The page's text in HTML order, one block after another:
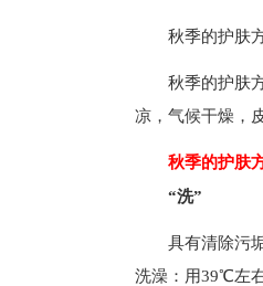
秋季的护肤
秋季的护肤
凉，气候干燥，
秋季的护肤方
“洗”
具有清除污
洗澡：用39℃左